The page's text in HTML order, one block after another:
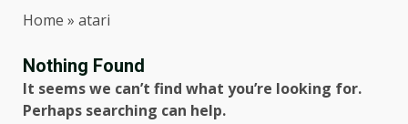
Home » atari
Nothing Found
It seems we can’t find what you’re looking for.
Perhaps searching can help.